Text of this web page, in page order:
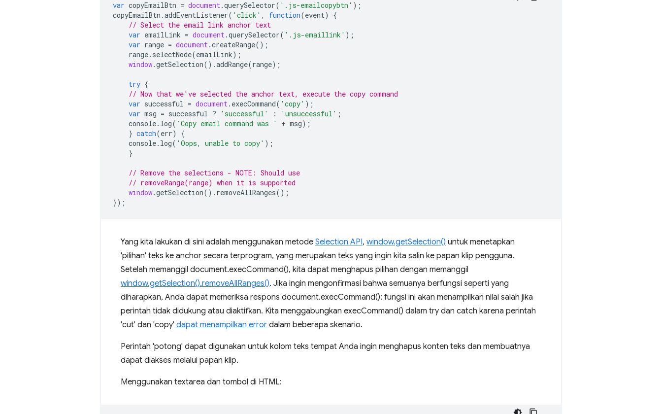
var copyEmailBtn = document.querySelector( '.js-emailcopybtn' );
copyEmailBtn .addEventListener( 'click' , function(event)
{
// Select the email link anchor text
var emailLink = document.querySelector( '.js-emaillink' );
var range = document.createRange();
range. selectNode(emailLink);
window.getSelection().addRange(range);
try {
// Now that we've selected the anchor text, execute the copy command
var successful = document. execCommand( 'copy' );
var msg = successful ? 'successful' : 'unsuccessful' ;
console. log( 'Copy email command was ' + msg);
} catch(err)
{
console. log( 'Oops, unable to copy' );
}
// Remove the selections - NOTE: Should use
// removeRange(range) when it is supported
window.getSelection(). removeAllRanges();
});
Yang kita lakukan di sini adalah menggunakan metode Selection API, window.getSelection() untuk menetapkan
'pilihan' teks ke anchor secara terprogram, yang merupakan teks yang ingin kita salin ke papan klip pengguna.
Setelah memanggil document.execCommand(), kita dapat menghapus pilihan dengan memanggil
window.getSelection().removeAllRanges(). Jika ingin mengonfirmasi bahwa semuanya berfungsi seperti yang
diharapkan, Anda dapat memeriksa respons document.execCommand(); fungsi ini akan menampilkan nilai salah jika
perintah tidak didukung atau diaktifkan. Kita menggabungkan execCommand() dalam try dan catch karena perintah
'cut' dan 'copy' dapat menampilkan error dalam beberapa skenario.
Perintah 'potong' dapat digunakan untuk kolom teks tempat Anda ingin menghapus konten teks dan membuatnya
dapat diakses melalui papan klip.
Menggunakan textarea dan tombol di HTML: